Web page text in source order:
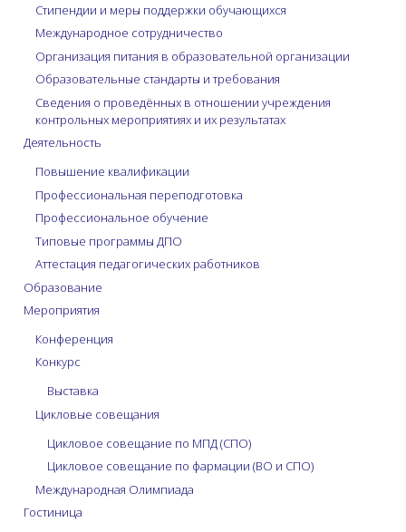
Стипендии и меры поддержки обучающихся
Международное сотрудничество
Организация питания в образовательной организации
Образовательные стандарты и требования
Сведения о проведённых в отношении учреждения
контрольных мероприятиях и их результатах
Деятельность
Повышение квалификации
Профессиональная переподготовка
Профессиональное обучение
Типовые программы ДПО
Аттестация педагогических работников
Образование
Мероприятия
Конференция
Конкурс
Выставка
Цикловые совещания
Цикловое совещание по МПД (СПО)
Цикловое совещание по фармации (ВО и СПО)
Международная Олимпиада
Гостиница